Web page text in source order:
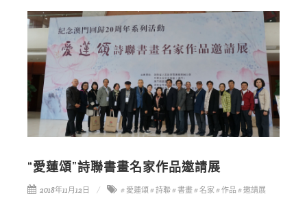
“愛蓮頌”詩聯書畫名家作品邀請展
2018年11月12日 # 愛蓮頌# 詩聯# 書畫# 名家 # 作品 # 邀請展